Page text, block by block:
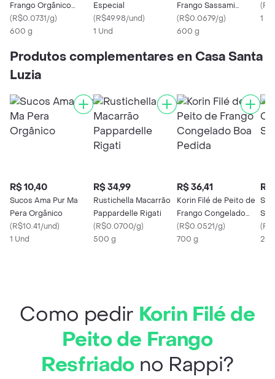
Frango Orgânico
Congelado 600 G
(R$0.0731/g)
600 g
Especial
(R$49.98/und)
1 Und
Frango Sassami
Resfriado
(R$0.0679/g)
600 g
(
1
Produtos complementares en Casa Santa
Luzia
R$ 10,40
Sucos Ama Pur Ma
Pera Orgânico
(R$10.41/und)
1 Und
R$ 34,99
Rustichella Macarrão
Pappardelle Rigati
(R$0.0700/g)
500 g
R$ 36,41
Korin Filé de Peito de
Frango Congelado
Boa Pedida
(R$0.0521/g)
700 g
(
Como pedir Korin Filé de
Peito de Frango
Resfriado no Rappi?